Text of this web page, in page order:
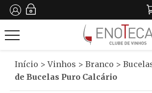
principal
M
Início >Vinhos > Branco >
de Bucelas Puro Calcário